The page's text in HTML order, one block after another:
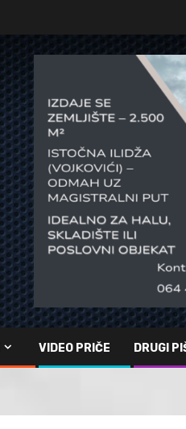
VIDEO PRIČE DRUGI